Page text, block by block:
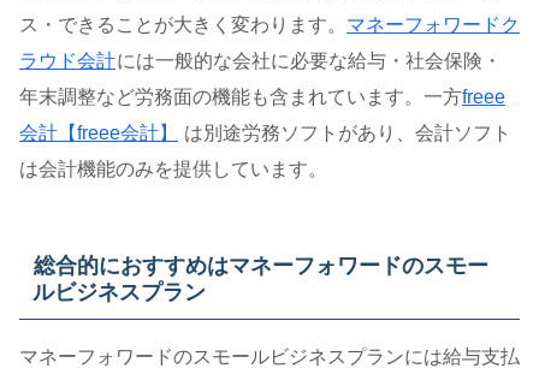
ス・できることが大きく変わります。 マネーフォワードク
ラウド会計には一般的な会社に必要な給与・社会保険・
年末調整など労務面の機能も含まれています。一方freee
会計【freee会計】
は別途労務ソフトがあり、会計ソフト
は会計機能のみを提供しています。
総合的におすすめはマネーフォワードのスモー
ルビジネスプラン
マネーフォワードのスモールビジネスプランには給与支払